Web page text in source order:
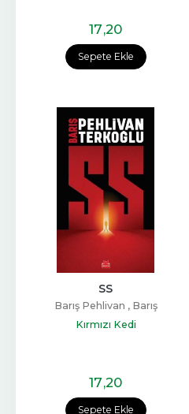
Sepete Ekle
17,20
Sepete Ekle
SS
Barış Pehlivan , Barış
Terkoğlu
Kırmızı Kedi
17,20